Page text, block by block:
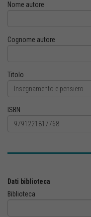
Nome autore
Cognome autore
Titolo
ISBN
Dati biblioteca
Biblioteca